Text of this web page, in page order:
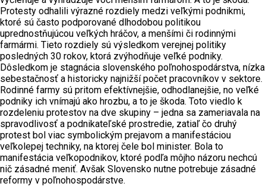
Protesty odhalili výrazné rozdiely medzi veľkými podnikmi,
ktoré sú často podporované dlhodobou politikou
uprednostňujúcou veľkých hráčov, a menšími či rodinnými
farmármi. Tieto rozdiely sú výsledkom verejnej politiky
posledných 30 rokov, ktorá zvýhodňuje veľké podniky.
Dôsledkom je stagnácia slovenského poľnohospodárstva, nízka
sebestačnosť a historicky najnižší počet pracovníkov v sektore.
Rodinné farmy sú pritom efektívnejšie, odhodlanejšie, no veľké
podniky ich vnímajú ako hrozbu, a to je škoda. Toto viedlo k
rozdeleniu protestov na dve skupiny – jedna sa zameriavala na
spravodlivosť a podnikateľské prostredie, zatiaľ čo druhý
protest bol viac symbolickým prejavom a manifestáciou
veľkolepej techniky, na ktorej čele bol minister. Bola to
manifestácia veľkopodnikov, ktoré podľa môjho názoru nechcú
nič zásadné meniť. Avšak Slovensko nutne potrebuje zásadné
reformy v poľnohospodárstve.